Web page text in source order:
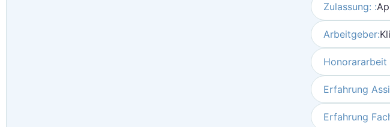
Zulassung: :
Arbeitgeber:
Honorararbeit
Erfahrung
Erfahrung